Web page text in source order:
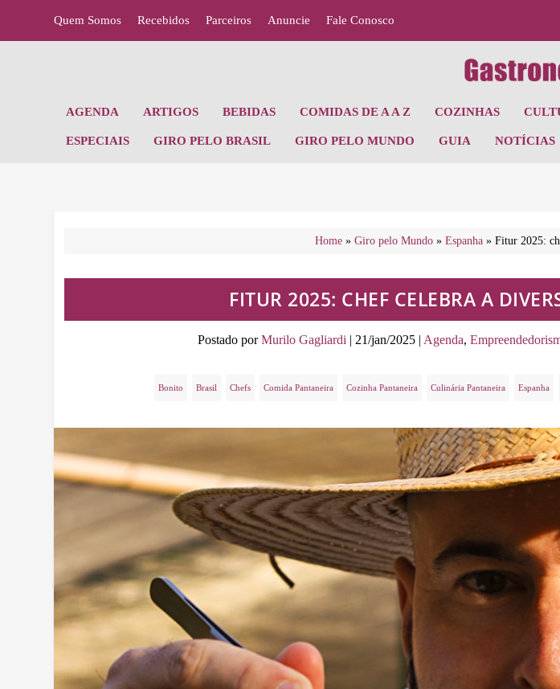
Quem Somos Recebidos Parceiros Anuncie Fale Conosco
AGENDA ARTIGOS BEBIDAS COMIDAS DE A A Z COZINHAS
ESPECIAIS GIRO PELO BRASIL GIRO PELO MUNDO GUIA NOTÍCIAS
Home» Giro pelo Mundo» Espanha» Fitur 2025:
FITUR 2025: CHEF CELEBRA A
Postado porMurilo Gagliardi | 21/jan/2025| Agenda,
Bonito Brasil Chefs Comida Pantaneira Cozinha Pantaneira Culinária Pantaneira Espanha